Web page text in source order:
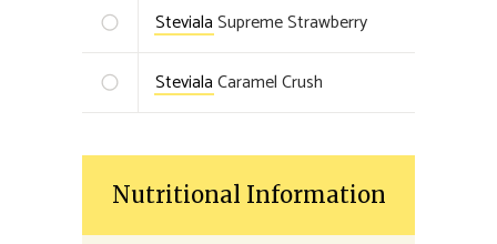
StevialaSupreme Strawberry
StevialaCaramel Crush
Nutritional Information